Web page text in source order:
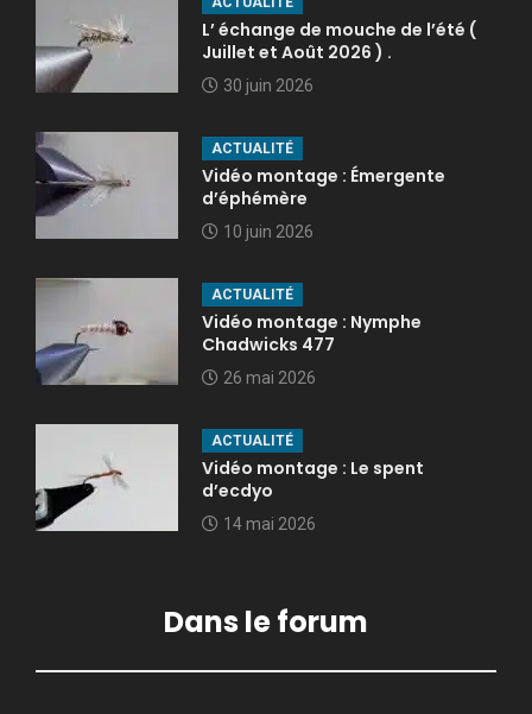
L’ échange de mouche de l’été (
Juillet et Août 2026 ) .
30 juin 2026
ACTUALITÉ
Vidéo montage : Émergente
d’éphémère
10 juin 2026
ACTUALITÉ
Vidéo montage : Nymphe
Chadwicks 477
26 mai 2026
ACTUALITÉ
Vidéo montage : Le spent
d’ecdyo
14 mai 2026
Dans le forum